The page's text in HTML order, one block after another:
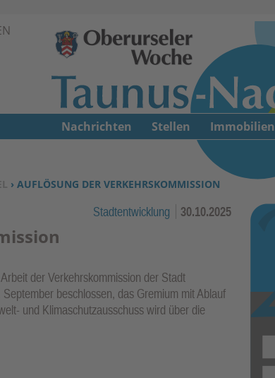
Zum Inhalt springen ↓
› AUFLÖSUNG DER VERKEHRSKOMMISSION
Stadtentwicklung 30.10.2025
der Verkehrskommission der Stadt
beschlossen, das Gremium mit Ablauf
und Klimaschutzausschuss wird über die
Nachrichten Stellen Immobilien